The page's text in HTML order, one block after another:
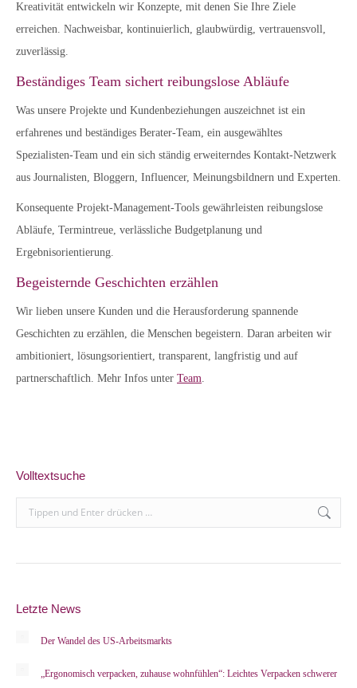
Kreativität entwickeln wir Konzepte, mit denen Sie Ihre Ziele
erreichen. Nachweisbar, kontinuierlich, glaubwürdig, vertrauensvoll,
zuverlässig.
Beständiges Team sichert reibungslose Abläufe
Was unsere Projekte und Kundenbeziehungen auszeichnet ist ein
erfahrenes und beständiges Berater-Team, ein ausgewähltes
Spezialisten-Team und ein sich ständig erweiterndes Kontakt-Netzwerk
aus Journalisten, Bloggern, Influencer, Meinungsbildnern und Experten.
Konsequente Projekt-Management-Tools gewährleisten reibungslose
Abläufe, Termintreue, verlässliche Budgetplanung und
Ergebnisorientierung.
Begeisternde Geschichten erzählen
Wir lieben unsere Kunden und die Herausforderung spannende
Geschichten zu erzählen, die Menschen begeistern. Daran arbeiten wir
ambitioniert, lösungsorientiert, transparent, langfristig und auf
partnerschaftlich. Mehr Infos unter Team.
Volltextsuche
Search:
Letzte News
Der Wandel des US-Arbeitsmarkts
„Ergonomisch verpacken, zuhause wohnfühlen“: Leichtes Verpacken schwerer